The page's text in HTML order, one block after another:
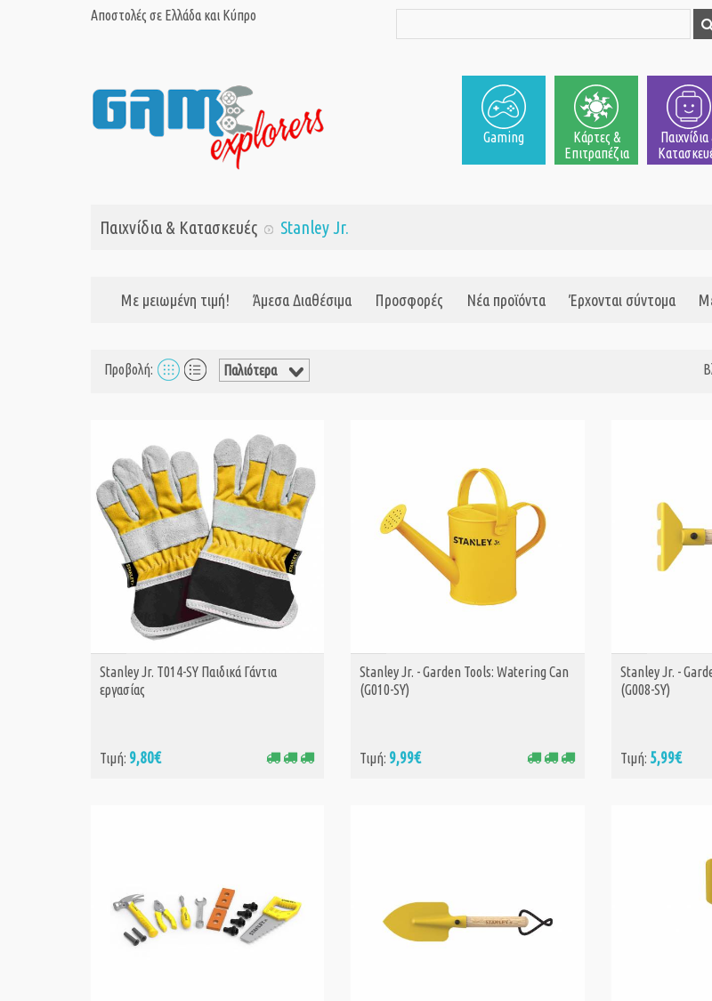
Αποστολές σε Ελλάδα και Κύπρο
Gaming
Κάρτες &
Επιτραπέζια
Παιχνίδια
Παιχνίδια & Κατασκευές Stanley Jr.
Με μειωμένη τιμή! Άμεσα Διαθέσιμα Προσφορές Νέα προϊόντα Έρχονται σύντομα
Προβολή:
ΑΓΟΡΑ
Stanley Jr. T014-SY Παιδικά Γάντια
εργασίας
Τιμή: 9,80€
ΑΓΟΡΑ
Stanley Jr. - Garden Tools: Watering Can
(G010-SY)
Τιμή: 9,99€
ΑΓΟΡΑ
Stanley Jr. -
(G008-SY)
Τιμή: 5,99€